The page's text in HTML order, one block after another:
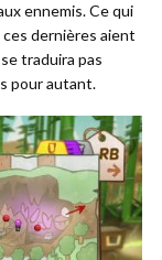
ennemis. Ce qui
dernières aient
traduira pas
pour autant.